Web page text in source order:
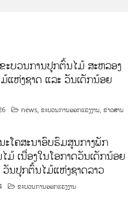
ະບວນການປູກຕົ້ນໄມ້ ສະຫລອງ
ແຫ່ງຊາດ ແລະ ວັນເດັກນ້ອຍ
news ,ຂະບວນການອອກແຮງງານ ,ຂ່າວສານ
ະໂຄສະນາອົບຮົມສູນກາງພັກ
ມ້ ເນື່ອງໃນໂອກາດວັນເດັກນ້ອຍ
ວັນປູກຕົ້ນໄມ້ແຫ່ງຊາດລາວ
ຂະບວນການອອກແຮງງານ